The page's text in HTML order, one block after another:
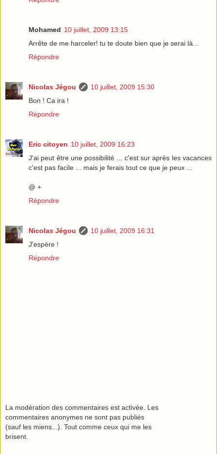
Mohamed 10 juillet, 2009 13:15
Arrête de me harceler! tu te doute bien que je serai là...
Répondre
Nicolas Jégou
10 juillet, 2009 15:30
Bon ! Ca ira !
Répondre
Eric citoyen 10 juillet, 2009 16:23
J'ai peut être une possibilité ... c'est sur après les vacances
c'est pas facile ... mais je ferais tout ce que je peux ...
@ +
Répondre
Nicolas Jégou
10 juillet, 2009 16:31
J'espère !
Répondre
La modération des commentaires est activée. Les
commentaires anonymes ne sont pas publiés
(sauf les miens...). Tout comme ceux qui me les
brisent.